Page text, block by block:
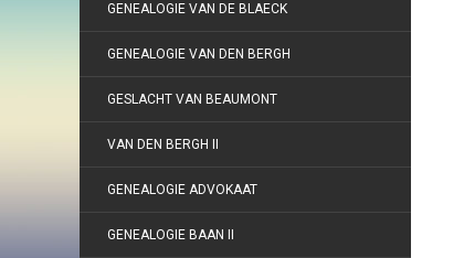
GENEALOGIE VAN DE BLAECK
GENEALOGIE VAN DEN BERGH
GESLACHT VAN BEAUMONT
VAN DEN BERGH II
GENEALOGIE ADVOKAAT
GENEALOGIE BAAN II